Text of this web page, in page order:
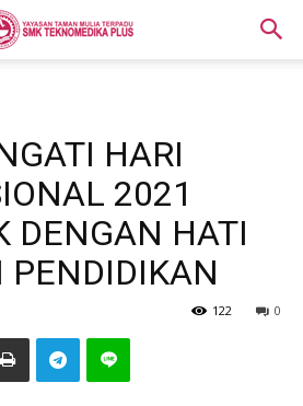
HARI
2021
DENGAN HATI
PENDIDIKAN
0
122